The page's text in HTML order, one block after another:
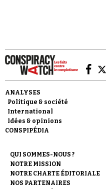
ANALYSES
Politique & société
International
Idées & opinions
CONSPIPÉDIA
QUI SOMMES-NOUS ?
NOTRE MISSION
NOTRE CHARTE ÉDITORIALE
NOS PARTENAIRES